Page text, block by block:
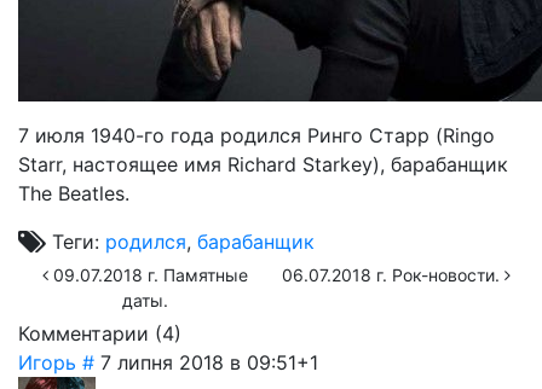
7 июля 1940-го года родился Ринго Старр (Ringo
Starr, настоящее имя Richard Starkey), барабанщик
The Beatles.
Теги: родился, барабанщик
09.07.2018 г. Памятные
даты.
06.07.2018 г. Рок-новости.
Комментарии (4)
Игорь # 7 липня 2018 в 09:51+1